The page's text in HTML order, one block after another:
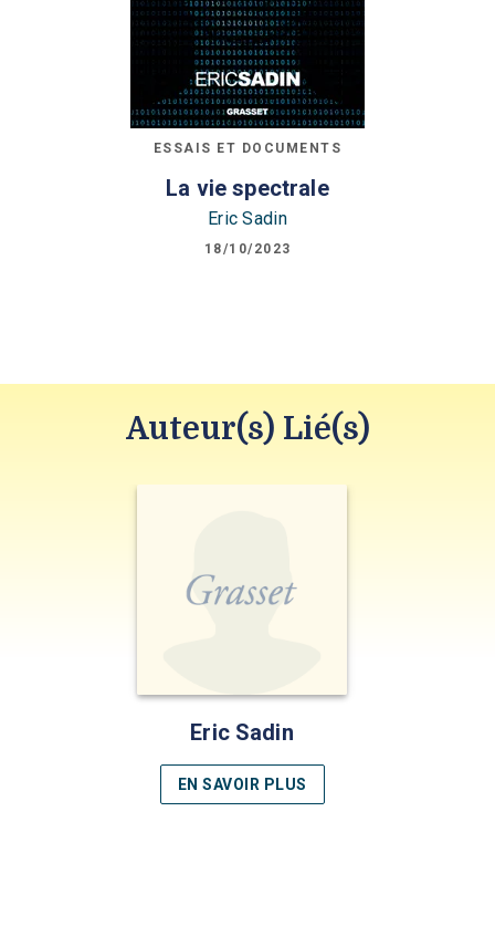
ESSAIS ET DOCUMENTS
La vie spectrale
Eric Sadin
18/10/2023
Auteur(s) Lié(s)
Eric Sadin
EN SAVOIR PLUS